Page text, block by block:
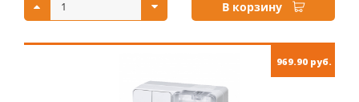
В корзину
969.90 руб.